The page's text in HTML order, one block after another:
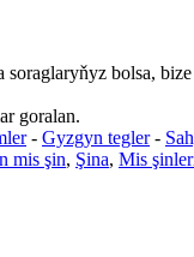
bolsa,
goralan.
- Gyzgyn tegler-
mis şin, Şina, Mis